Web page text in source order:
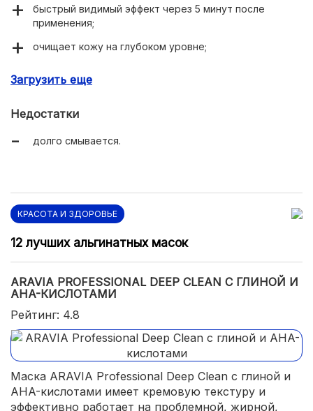
быстрый видимый эффект через 5 минут после
применения;
очищает кожу на глубоком уровне;
Загрузить еще
Недостатки
долго смывается.
КРАСОТА И ЗДОРОВЬЕ
12 лучших альгинатных масок
ARAVIA PROFESSIONAL DEEP CLEAN С ГЛИНОЙ И
AHA-КИСЛОТАМИ
Рейтинг: 4.8
Маска ARAVIA Professional Deep Clean с глиной и
AHA-кислотами имеет кремовую текстуру и
эффективно работает на проблемной, жирной,